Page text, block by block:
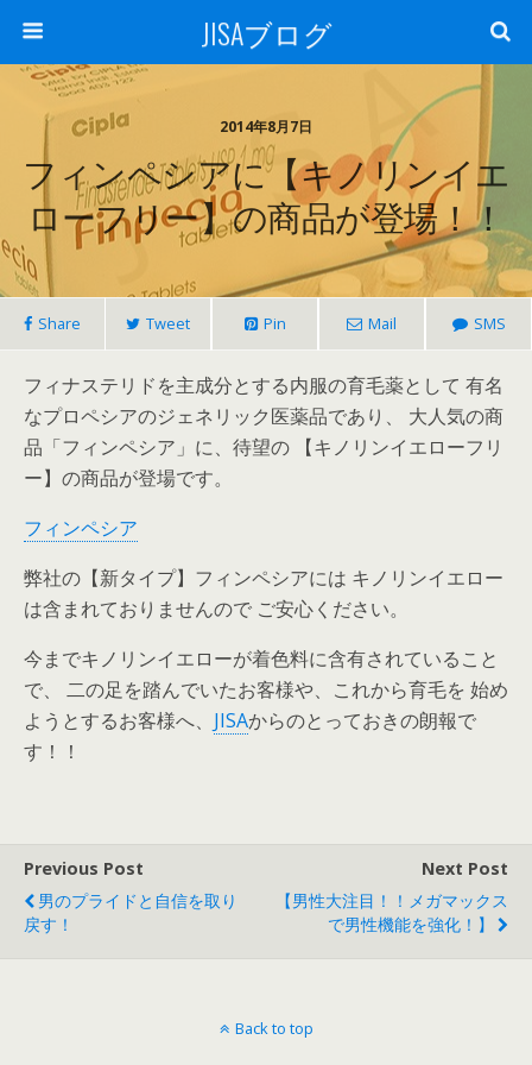
JISAブログ
2014年8月7日
フィンペシアに【キノリンイエ
ローフリー】の商品が登場！！
Share Tweet Pin Mail SMS
フィナステリドを主成分とする内服の育毛薬として 有名
なプロペシアのジェネリック医薬品であり、 大人気の商
品「フィンペシア」に、待望の 【キノリンイエローフリ
ー】の商品が登場です。
フィンペシア
弊社の【新タイプ】フィンペシアには キノリンイエロー
は含まれておりませんので ご安心ください。
今までキノリンイエローが着色料に含有されていること
で、 二の足を踏んでいたお客様や、これから育毛を 始め
ようとするお客様へ、 JISAからのとっておきの朗報で
す！！
Previous Post
男のプライドと自信を取り
戻す！
Next Post
【男性大注目！！メガマックス
で男性機能を強化！】
Back to top